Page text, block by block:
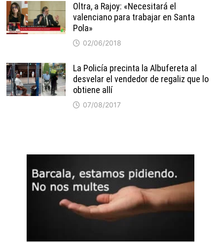
Oltra, a Rajoy: «Necesitará el
valenciano para trabajar en Santa
Pola»
02/06/2018
La Policía precinta la Albufereta al
desvelar el vendedor de regaliz que lo
obtiene allí
07/08/2017